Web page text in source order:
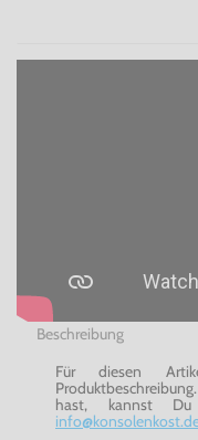
Beschreibung
Für diesen
hast, kannst